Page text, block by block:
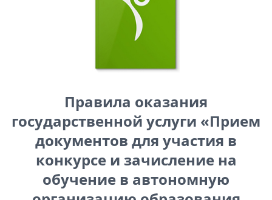
Правила оказания
государственной услуги «Прием
документов для участия в
конкурсе и зачисление на
обучение в автономную